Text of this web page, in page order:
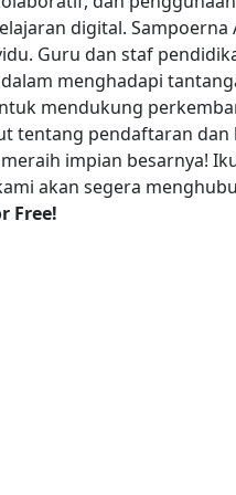
digital. Sampoerna
Guru dan staf
menghadapi
mendukung
tentang pendaftaran dan
impian besarnya!
akan segera
Free!